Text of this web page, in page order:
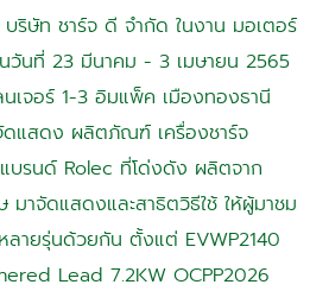
ริษัท ชาร์จ ดี จำกัด ในงาน มอเตอร์
วันที่ 23 มีนาคม - 3 เมษายน 2565
เจอร์ 1-3 อิมแพ็ค เมืองทองธานี
ดแสดง ผลิตภัณฑ์ เครื่องชาร์จ
บรนด์ Rolec ที่โด่งดัง ผลิตจาก
มาจัดแสดงและสาธิตวิธีใช้ ให้ผู้มาชม
ลายรุ่นด้วยกัน ตั้งแต่ EVWP2140
Lead 7.2KW OCPP2026